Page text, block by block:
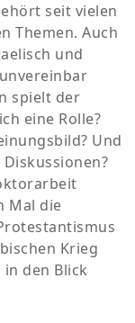
seit vielen
Themen. Auch
und
spielt der
eine Rolle?
Und
Mal die
Krieg
den Blick